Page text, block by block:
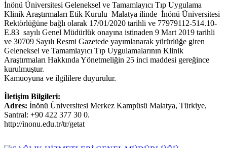
İnönü Üniversitesi Geleneksel ve Tamamlayıcı Tıp Uygulama
Klinik Araştırmaları Etik Kurulu Malatya ilinde İnönü Üniversitesi
Rektörlüğüne bağlı olarak 17/01/2020 tarihli ve 77979112-514.10-
E.83 sayılı Genel Müdürlük onayına istinaden 9 Mart 2019 tarihli
ve 30709 Sayılı Resmi Gazetede yayımlanarak yürürlüğe giren
Geleneksel ve Tamamlayıcı Tıp Uygulamalarının Klinik
Araştırmaları Hakkında Yönetmeliğin 25 inci maddesi gereğince
kurulmuştur.
Kamuoyuna ve ilgililere duyurulur.
İletişim Bilgileri:
Adres: İnönü Üniversitesi Merkez Kampüsü Malatya, Türkiye,
Santral: +90 422 377 30 0.
http://inonu.edu.tr/tr/getat